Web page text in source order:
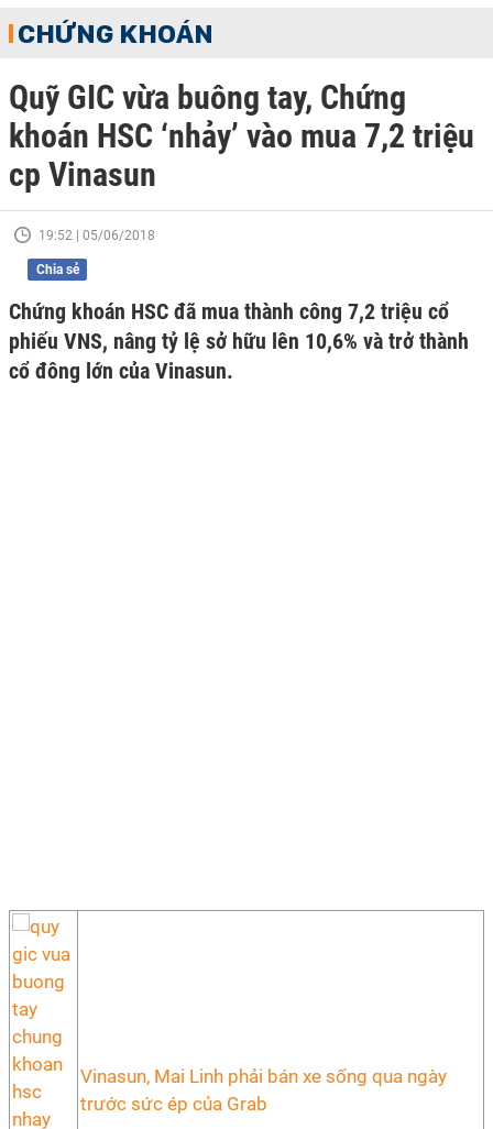
CHỨNG KHOÁN
Quỹ GIC vừa buông tay, Chứng
khoán HSC ‘nhảy’ vào mua 7,2 triệu
cp Vinasun
19:52 | 05/06/2018
Chia sẻ
Chứng khoán HSC đã mua thành công 7,2 triệu cổ
phiếu VNS, nâng tỷ lệ sở hữu lên 10,6% và trở thành
cổ đông lớn của Vinasun.
Vinasun, Mai Linh phải bán xe sống qua ngày
trước sức ép của Grab